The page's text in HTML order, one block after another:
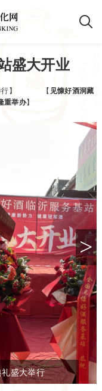
盛大开业
】 【见慷好酒洞藏
重举办】
盛大举行
>